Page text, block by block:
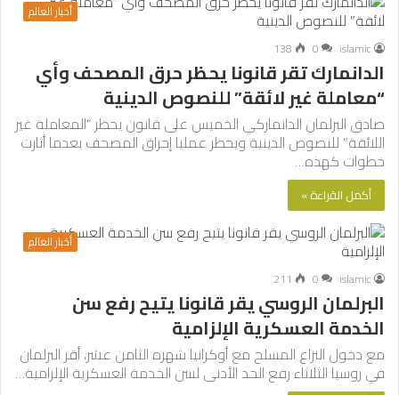
أخبار العالم
islamic
0
138
الدانمارك تقر قانونا يحظر حرق المصحف وأي
“معاملة غير لائقة” للنصوص الدينية
صادق البرلمان الدانماركي الخميس على قانون يحظر “المعاملة غير
اللائقة” للنصوص الدينية ويحظر عمليا إحراق المصحف بعدما أثارت
خطوات كهذه…
أكمل القراءة »
أخبار العالم
islamic
0
211
البرلمان الروسي يقر قانونا يتيح رفع سن
الخدمة العسكرية الإلزامية
مع دخول النزاع المسلح مع أوكرانيا شهره الثامن عشر، أقر البرلمان
في روسيا الثلاثاء رفع الحد الأدنى لسن الخدمة العسكرية الإلزامية…